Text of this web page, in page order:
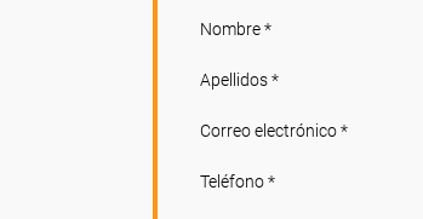
Nombre *
Apellidos *
Correo electrónico *
Teléfono *